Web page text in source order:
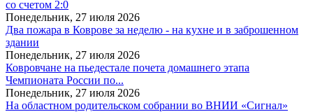
со счетом 2:0
Понедельник, 27 июля 2026
Два пожара в Коврове за неделю - на кухне и в заброшенном
здании
Понедельник, 27 июля 2026
Ковровчане на пьедестале почета домашнего этапа
Чемпионата России по...
Понедельник, 27 июля 2026
На областном родительском собрании во ВНИИ «Сигнал»